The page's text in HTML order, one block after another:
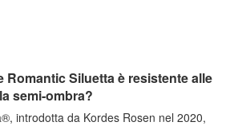
Romantic Siluetta è resistente alle
semi-ombra?
introdotta da Kordes Rosen nel 2020,